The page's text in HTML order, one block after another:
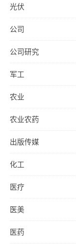
光伏
公司
公司研究
军工
农业
农业农药
出版传媒
化工
医疗
医美
医药